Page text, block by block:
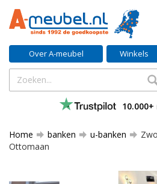
Over A-meubel Winkels
10.000+
Home banken u-banken
Ottomaan